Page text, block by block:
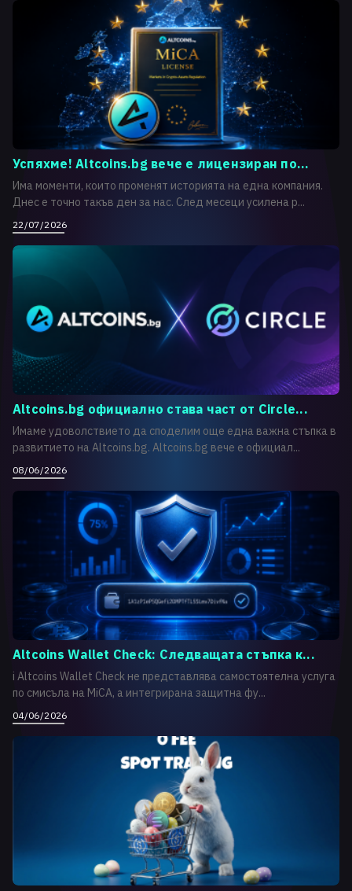
Успяхме! Altcoins.bg вече е лицензиран по...
Има моменти, които променят историята на една компания.
Днес е точно такъв ден за нас. След месеци усилена р...
22/07/2026
Altcoins.bg официално става част от Circle...
Имаме удоволствието да споделим още една важна стъпка в
развитието на Altcoins.bg. Altcoins.bg вече е официал...
08/06/2026
Altcoins Wallet Check: Следващата стъпка к...
i Altcoins Wallet Check не представлява самостоятелна услуга
по смисъла на MiCA, а интегрирана защитна фу...
04/06/2026